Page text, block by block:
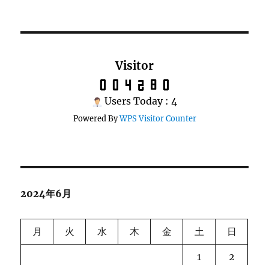
Visitor
Users Today : 4
Powered ByWPS Visitor Counter
2024年6月
月 火 水 木 金 土 日
1 2